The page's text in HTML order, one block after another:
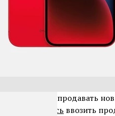
продавать
отказалась ввозить